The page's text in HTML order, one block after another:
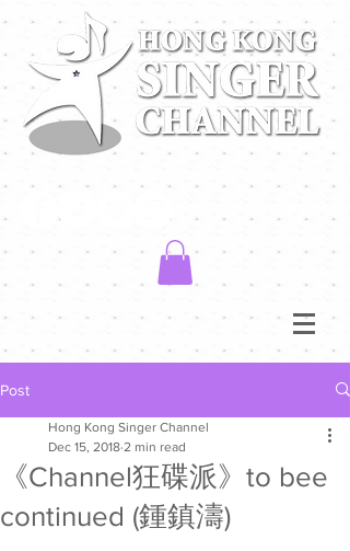
Post
《Channel狂碟派》to bee
continued (鍾鎮濤)
Hong Kong Singer Channel
Dec 15, 2018 2 min read